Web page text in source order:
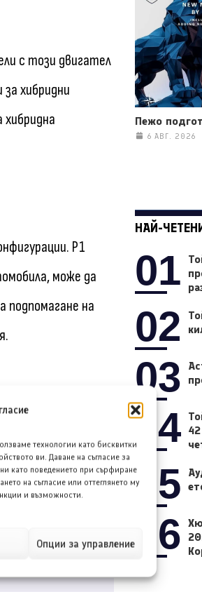
технологии като бисквитки
ви. Даване на съгласие за
като поведението при сърфиране
на съгласие или оттеглянето му
и възможности.
Опции за управление
с този двигател
хибридни
P1
може да
подпомагане на
че
икономии от
Пежо
6 АВГ. 2026
НАЙ-
01
02
03
04
05
06